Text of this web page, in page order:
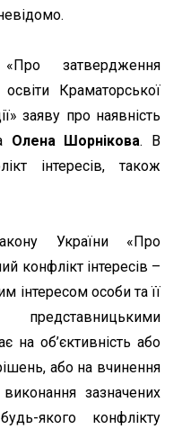
затвердження
Краматорської
заяву про наявність
Олена Шорнікова. В
інтересів, також
України «Про
конфлікт інтересів –
інтересом особи та її
об’єктивність або
або на вчинення
зазначених
якого конфлікту